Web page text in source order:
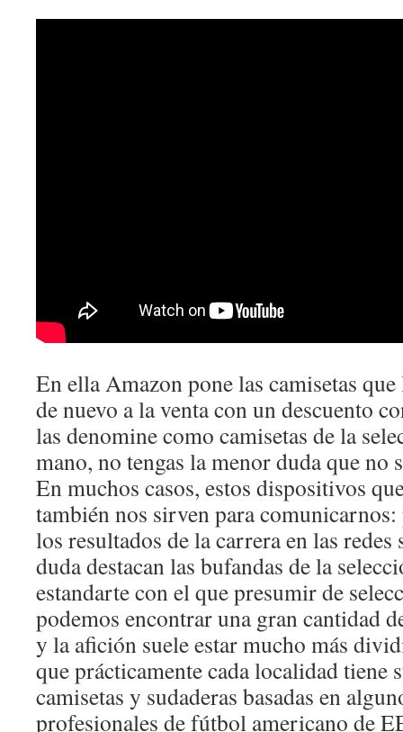
En ella Amazon pone las camisetas
de nuevo a la venta con un descuento
las denomine como camisetas de la
mano, no tengas la menor duda que no
En muchos casos, estos dispositivos
también nos sirven para
los resultados de la carrera en las
duda destacan las bufandas de la
estandarte con el que presumir de
podemos encontrar una gran cantidad
y la afición suele estar mucho más
que prácticamente cada localidad tiene
camisetas y sudaderas basadas en
profesionales de fútbol americano de